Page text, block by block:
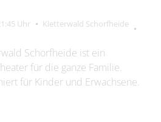
Uhr
Kletterwald Schorfheide
Schorfheide ist ein
für die ganze Familie.
für Kinder und Erwachsene.